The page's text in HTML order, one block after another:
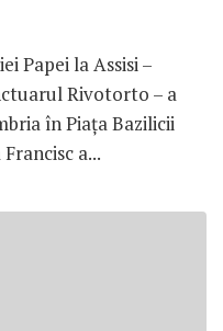
Papei la Assisi –
Rivotorto – a
în Piaţa Bazilicii
a...